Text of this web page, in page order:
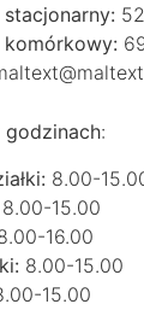
komórkowy:
godzinach:
8.00-
8.00-15.00
16.00
8.00-15.00
15.00